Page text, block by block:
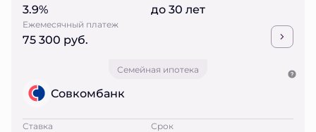
3.9% до 30 лет
Ежемесячный платеж
75 300 руб.
Семейная ипотека
Совкомбанк
Ставка Срок